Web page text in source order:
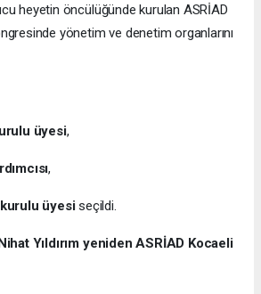
heyetin öncülüğünde kurulan ASRİAD
yönetim ve denetim organlarını
üyesi,
,
üyesiseçildi.
Yıldırım yeniden ASRİAD Kocaeli